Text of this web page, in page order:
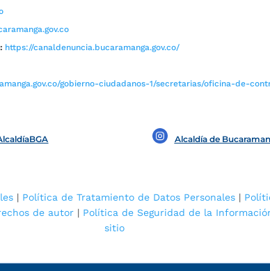
https://canaldenuncia.bucaramanga.gov.co/
gobierno-ciudadanos-1/secretarias/oficina-de-
Alcaldía de
| Política de Tratamiento de Datos Personales |
de autor | Política de Seguridad de la
sitio